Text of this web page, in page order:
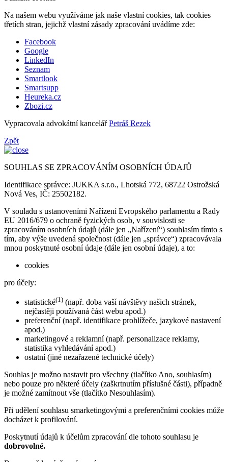
Na našem webu využíváme jak naše vlastní cookies, tak cookies
třetích stran, jejichž vlastní zásady zpracování uvádíme zde:
Facebook
Google
LinkedIn
Seznam
Smartlook
Smartsupp
Heureka.cz
Zbozi.cz
Vypracovala advokátní kancelářPetráš Rezek
Zpět
SOUHLAS SE ZPRACOVÁNÍM OSOBNÍCH ÚDAJŮ
Identifikace správce: JUKKA s.r.o., Lhotská 772, 68722 Ostrožská
Nová Ves, IČ: 25502182.
V souladu s ustanoveními Nařízení Evropského parlamentu a Rady
EU 2016/679 o ochraně fyzických osob, v souvislosti se
zpracováním osobních údajů (dále jen „Nařízení“) souhlasím tímto s
tím, aby výše uvedená společnost (dále jen „správce“) zpracovávala
mnou poskytnuté osobní údaje (dále jen osobní údaje), a to:
cookies
pro účely:
statistické(1) (např. doba vaší návštěvy našich stránek,
nejčastěji používaná část webu apod.)
preferenční (např. identifikace prohlížeče, jazykové nastavení
apod.)
marketingové a reklamní (např. personalizace reklamy,
statistika vyhledávání apod.)
ostatní (jiné nezařazené technické účely)
Souhlas je možno nastavit pro všechny (tlačítko Ano, souhlasím)
nebo pouze pro některé účely (zaškrtnutím příslušné části), případně
je možné zamítnout vše (tlačítko Nesouhlasím).
Při udělení souhlasu smarketingovými a preferenčními cookies může
docházet k profilování.
Poskytnutí údajů k účelům zpracování dle tohoto souhlasu je
dobrovolné.